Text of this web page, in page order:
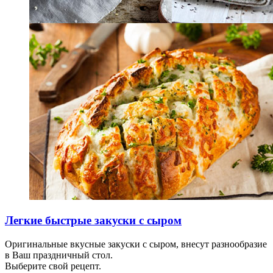
Легкие быстрые закуски с сыром
Оригинальные вкусные закуски с сыром, внесут разнообразие
в Ваш праздничный стол.
Выберите свой рецепт.